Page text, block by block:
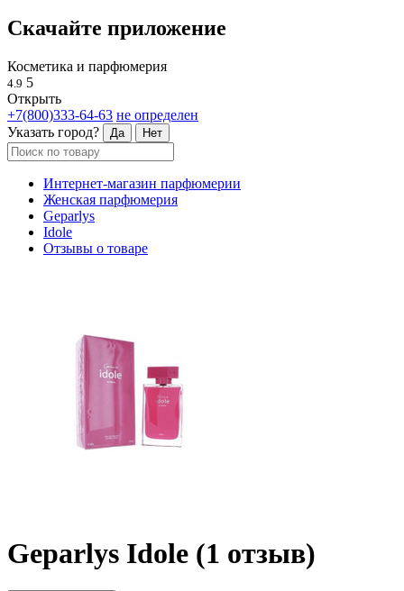
Скачайте приложение
Косметика и парфюмерия
4.9 5
Открыть
+7(800)333-64-63 не определен
Указать город?
Да Нет
Интернет-магазин парфюмерии
Женская парфюмерия
Geparlys
Idole
Отзывы о товаре
Geparlys Idole (1 отзыв)